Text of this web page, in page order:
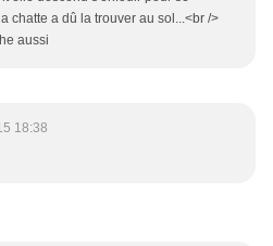
chatte a dû la trouver au sol...<br />
aussi
18:38